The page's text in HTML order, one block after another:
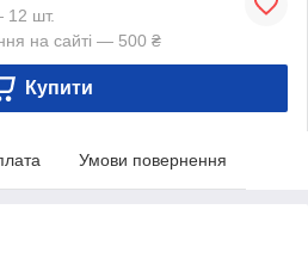
12 шт.
на сайті — 500 ₴
Купити
Умови повернення